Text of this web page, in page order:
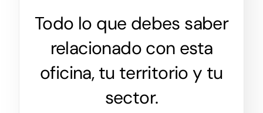
Todo lo que debes saber
relacionado con esta
oficina, tu territorio y tu
sector.